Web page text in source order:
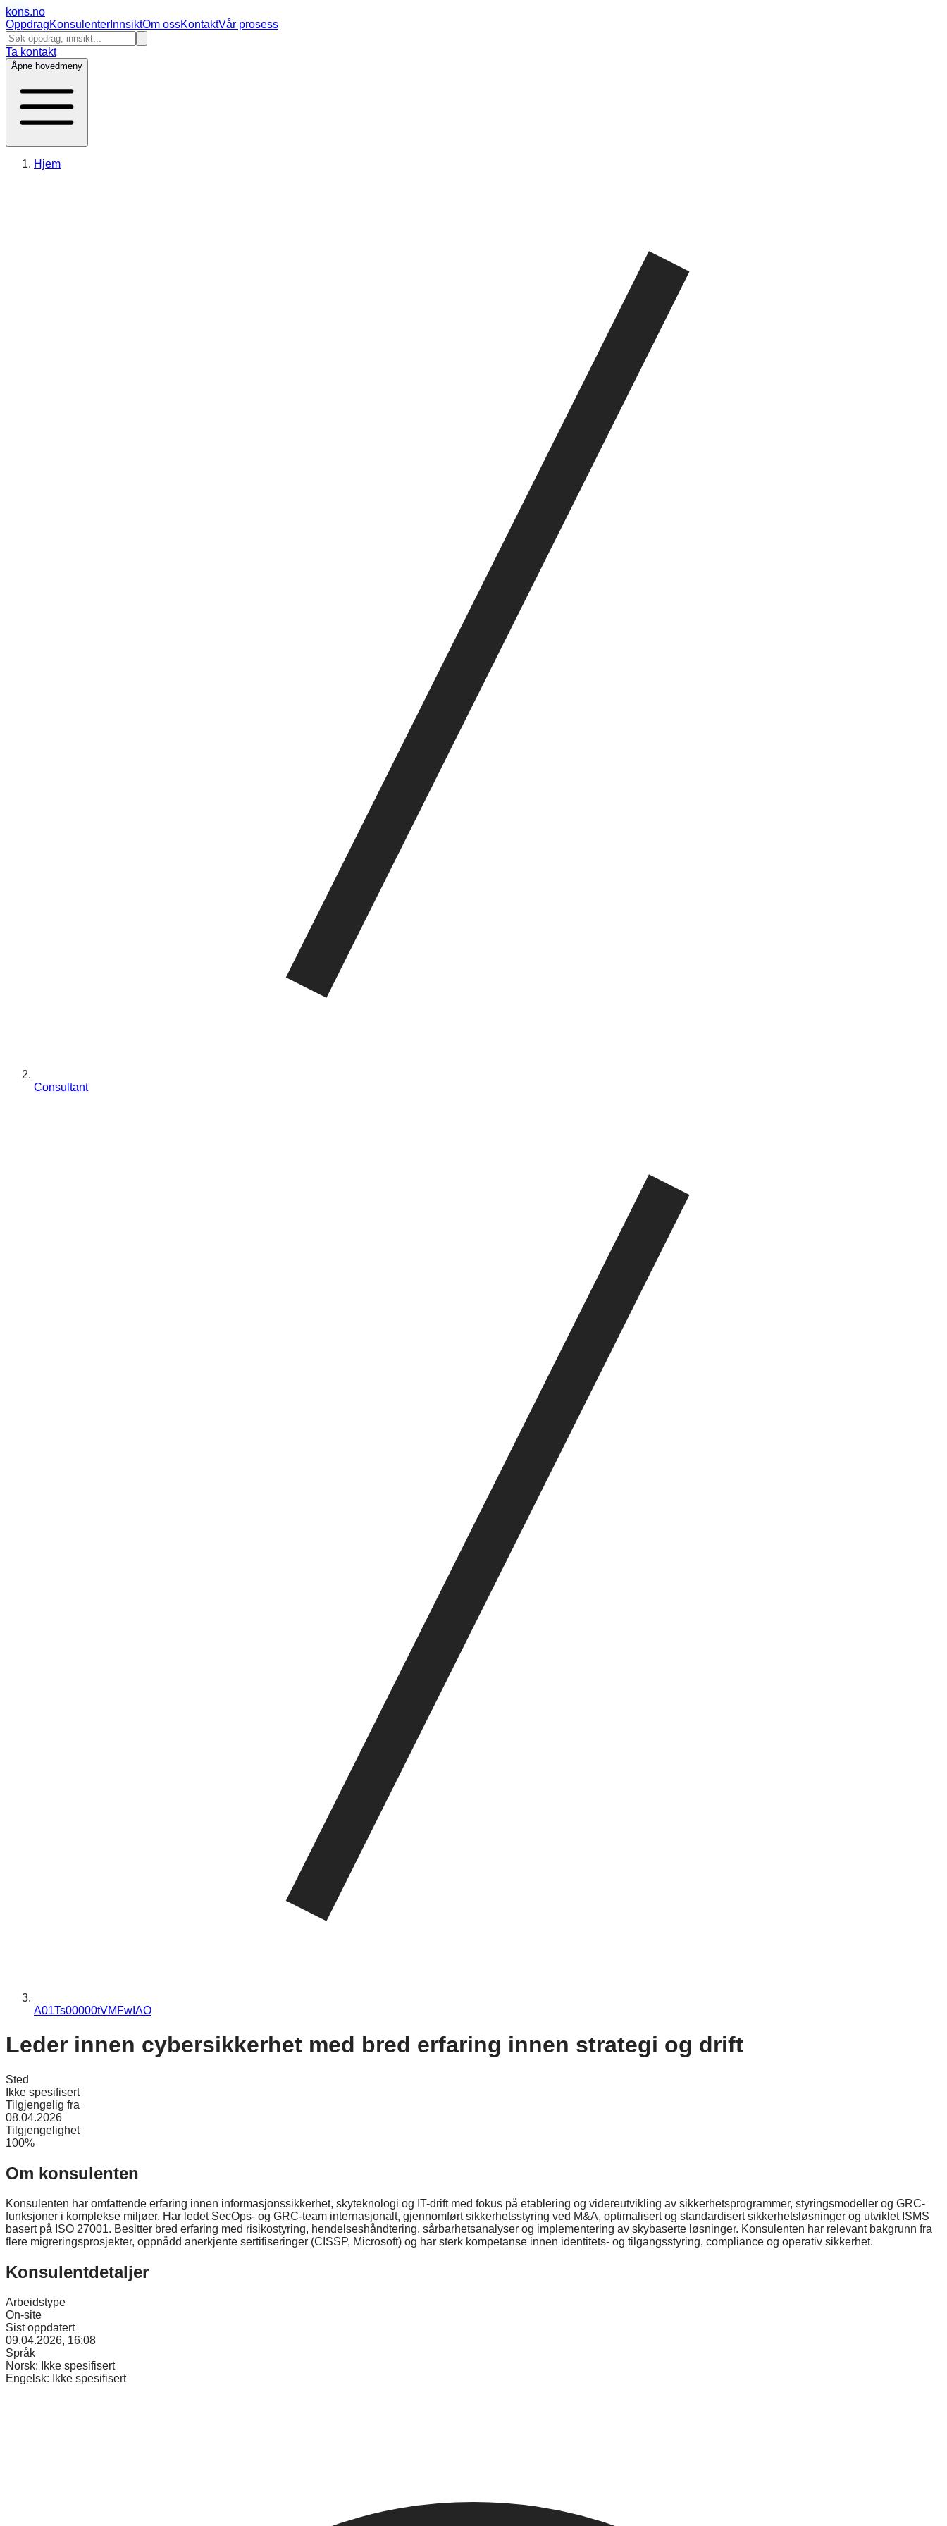
kons.no
OppdragKonsulenter InnsiktOm ossKontaktVår prosess
Ta kontakt
Åpne hovedmeny
Hjem
Consultant
A01Ts00000tVMFwIAO
Leder innen cybersikkerhet med bred erfaring innen strategi og drift
Sted
Ikke spesifisert
Tilgjengelig fra
08.04.2026
Tilgjengelighet
100%
Om konsulenten
Konsulenten har omfattende erfaring innen informasjonssikkerhet, skyteknologi og IT-drift med fokus på etablering og videreutvikling av sikkerhetsprogrammer, styringsmodeller og GRC-
funksjoner i komplekse miljøer. Har ledet SecOps- og GRC-team internasjonalt, gjennomført sikkerhetsstyring ved M&A, optimalisert og standardisert sikkerhetsløsninger og utviklet ISMS
basert på ISO 27001. Besitter bred erfaring med risikostyring, hendelseshåndtering, sårbarhetsanalyser og implementering av skybaserte løsninger. Konsulenten har relevant bakgrunn fra
flere migreringsprosjekter, oppnådd anerkjente sertifiseringer (CISSP, Microsoft) og har sterk kompetanse innen identitets- og tilgangsstyring, compliance og operativ sikkerhet.
Konsulentdetaljer
Arbeidstype
On-site
Sist oppdatert
09.04.2026, 16:08
Språk
Norsk:
Ikke spesifisert
Engelsk:
Ikke spesifisert